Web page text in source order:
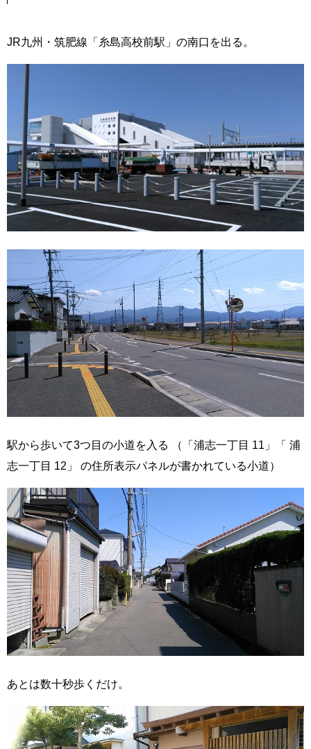
JR九州・筑肥線「糸島高校前駅」の南口を出る。
駅から歩いて3つ目の小道を入る （「浦志一丁目 11」「 浦
志一丁目 12」 の住所表示パネルが書かれている小道）
あとは数十秒歩くだけ。